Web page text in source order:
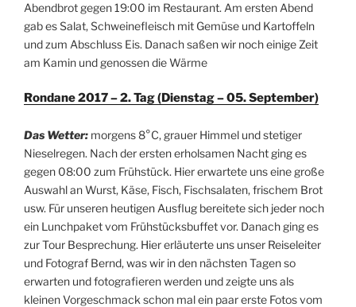
Abendbrot gegen 19:00 im Restaurant. Am ersten Abend
gab es Salat, Schweinefleisch mit Gemüse und Kartoffeln
und zum Abschluss Eis. Danach saßen wir noch einige Zeit
am Kamin und genossen die Wärme
Rondane 2017 – 2. Tag (Dienstag – 05. September)
Das Wetter: morgens 8°C, grauer Himmel und stetiger
Nieselregen. Nach der ersten erholsamen Nacht ging es
gegen 08:00 zum Frühstück. Hier erwartete uns eine große
Auswahl an Wurst, Käse, Fisch, Fischsalaten, frischem Brot
usw. Für unseren heutigen Ausflug bereitete sich jeder noch
ein Lunchpaket vom Frühstücksbuffet vor. Danach ging es
zur Tour Besprechung. Hier erläuterte uns unser Reiseleiter
und Fotograf Bernd, was wir in den nächsten Tagen so
erwarten und fotografieren werden und zeigte uns als
kleinen Vorgeschmack schon mal ein paar erste Fotos vom